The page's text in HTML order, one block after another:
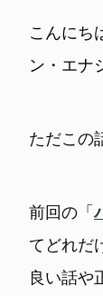
こんにち
ン・エナ
ただこの
前回の「
てどれだ
良い話や